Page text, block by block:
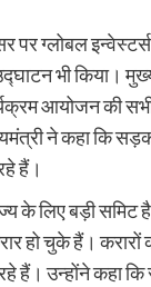
पर ग्लोबल
भी किया।
आयोजन की
ने कहा कि
हैं।
के लिए बड़ी
हो चुके हैं। करारों
हैं। उन्होंने कहा